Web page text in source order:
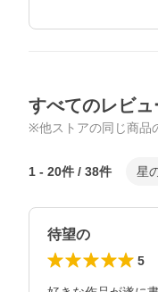
すべてのレビュ
※他ストアの同じ商品
1 - 20件 / 38件 星
待望の
5